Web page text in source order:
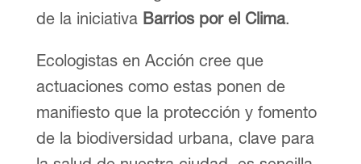
de la iniciativa Barrios por el Clima.
Ecologistas en Acción cree que
actuaciones como estas ponen de
manifiesto que la protección y fomento
de la biodiversidad urbana, clave para